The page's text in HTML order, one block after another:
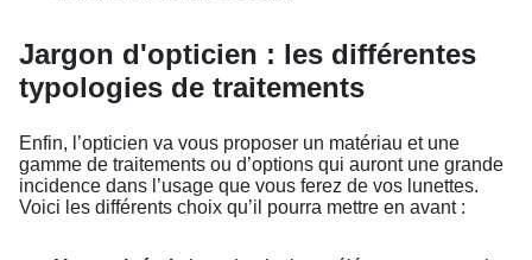
Jargon d'opticien : les différentes
typologies de traitements
Enfin, l’opticien va vous proposer un matériau et une
gamme de traitements ou d’options qui auront une grande
incidence dans l’usage que vous ferez de vos lunettes.
Voici les différents choix qu’il pourra mettre en avant :